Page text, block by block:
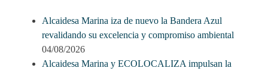
Alcaidesa Marina iza de nuevo la Bandera Azul
revalidando su excelencia y compromiso ambiental
04/08/2026
Alcaidesa Marina y ECOLOCALIZA impulsan la